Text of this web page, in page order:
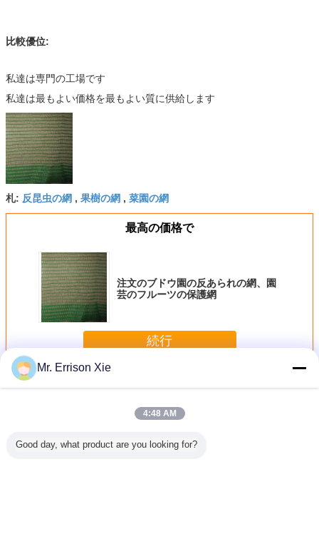
比較優位:
私達は専門の工場です
私達は最もよい価格を最もよい質に供給します
札: 反昆虫の網 , 果樹の網 , 菜園の網
最高の価格で
注文のブドウ園の反あられの網、園
芸のフルーツの保護網
続行
多く反あられの網
Mr. Errison Xie
4:48 AM
Good day, what product are you looking for?